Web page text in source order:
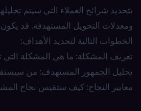
بتحديد شرائح العملاء التي سيتم
ومعدلات التحويل المستهدفة. قد يكون
الخطوات التالية لتحديد الأهداف:
تعريف المشكلة: ما هي المشكلة
تحليل الجمهور المستهدف: من
معايير النجاح: كيف ستقيس نجاح